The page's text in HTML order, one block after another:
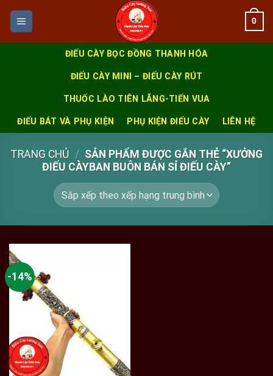
Skip
content
0
ĐIẾU CÀY BỌC ĐỒNG THANH HÓA
ĐIẾU CÀY MINI – ĐIẾU CÀY RÚT
THUỐC LÀO TIÊN LÃNG-TIẾN VUA
ĐIẾU BÁT VÀ PHỤ KIỆN PHỤ KIỆN ĐIẾU CÀY LIÊN HỆ
TRANG CHỦ / SẢN PHẨM ĐƯỢC GẮN THẺ “XƯỞNG
ĐIẾU CÀYBAN BUÔN BÁN SỈ ĐIẾU CÀY”
-14%